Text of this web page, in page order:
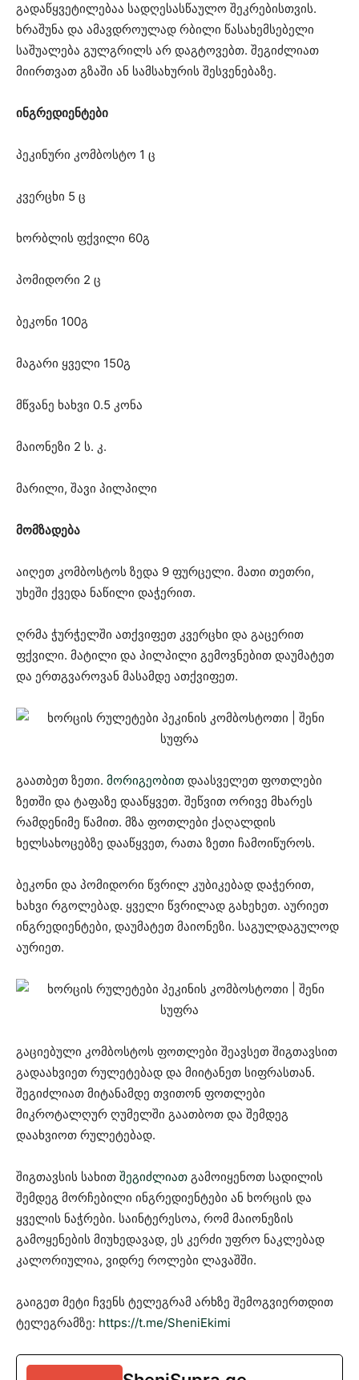
გადაწყვეტილებაა სადღესასწაულო შეკრებისთვის.
ხრაშუნა და ამავდროულად რბილი წასახემსებელი
საშუალება გულგრილს არ დაგტოვებთ. შეგიძლიათ
მიირთვათ გზაში ან სამსახურის შესვენებაზე.
ინგრედიენტები
პეკინური კომბოსტო 1 ც
კვერცხი 5 ც
ხორბლის ფქვილი 60გ
პომიდორი 2 ც
ბეკონი 100გ
მაგარი ყველი 150გ
მწვანე ხახვი 0.5 კონა
მაიონეზი 2 ს. კ.
მარილი, შავი პილპილი
მომზადება
აიღეთ კომბოსტოს ზედა 9 ფურცელი. მათი თეთრი,
უხეში ქვედა ნაწილი დაჭერით.
ღრმა ჭურჭელში ათქვიფეთ კვერცხი და გაცერით
ფქვილი. მატილი და პილპილი გემოვნებით დაუმატეთ
და ერთგვაროვან მასამდე ათქვიფეთ.
გაათბეთ ზეთი. მორიგეობით დაასველეთ ფოთლები
ზეთში და ტაფაზე დააწყვეთ. შეწვით ორივე მხარეს
რამდენიმე წამით. მზა ფოთლები ქაღალდის
ხელსახოცებზე დააწყვეთ, რათა ზეთი ჩამოიწუროს.
ბეკონი და პომიდორი წვრილ კუბიკებად დაჭერით,
ხახვი რგოლებად. ყველი წვრილად გახეხეთ. აურიეთ
ინგრედიენტები, დაუმატეთ მაიონეზი. საგულდაგულოდ
აურიეთ.
გაციებული კომბოსტოს ფოთლები შეავსეთ შიგთავსით
გადაახვიეთ რულეტებად და მიიტანეთ სიფრასთან.
შეგიძლიათ მიტანამდე თვითონ ფოთლები
მიკროტალღურ ღუმელში გაათბოთ და შემდეგ
დაახვიოთ რულეტებად.
შიგთავსის სახით შეგიძლიათ გამოიყენოთ სადილის
შემდეგ მორჩებილი ინგრედიენტები ან ხორცის და
ყველის ნაჭრები. საინტერესოა, რომ მაიონეზის
გამოყენების მიუხედავად, ეს კერძი უფრო ნაკლებად
კალორიულია, ვიდრე როლები ლავაშში.
გაიგეთ მეტი ჩვენს ტელეგრამ არხზე შემოგვიერთდით
ტელეგრამზე: https://t.me/SheniEkimi